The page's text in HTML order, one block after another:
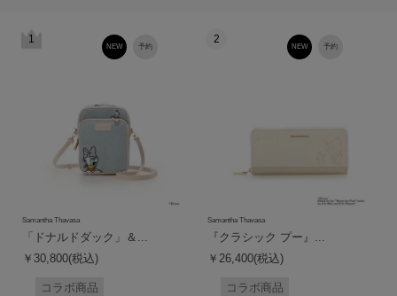
1
予約
NEW
Samantha Thavasa
「ドナルドダック」＆...
￥30,800(税込)
コラボ商品
2
予約
NEW
Samantha Thavasa
『クラシック プー』...
￥26,400(税込)
コラボ商品